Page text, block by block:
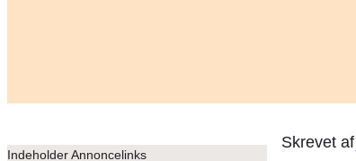
Indeholder Annoncelinks